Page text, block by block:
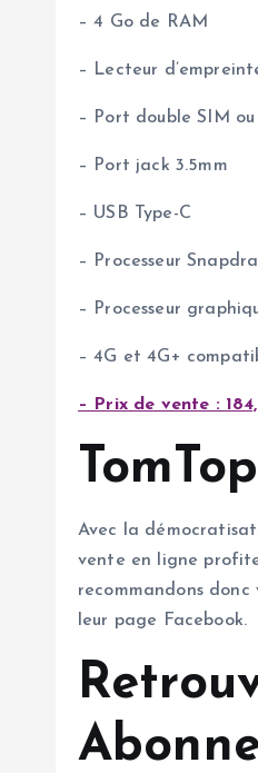
– 4 Go de RAM
– Lecteur
– Port double SIM ou
– Port jack 3.5mm
– USB Type-C
– Processeur
– Processeur
– 4G et 4G+
– Prix de vente :
Avec la
vente en ligne profite
recommandons
leur page Facebook.